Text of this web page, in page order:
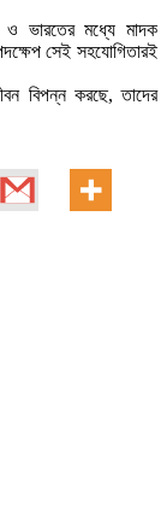
ও ভারতের মধ্যে মাদক
সেই সহযোগিতারই
বিপন্ন করছে, তাদের